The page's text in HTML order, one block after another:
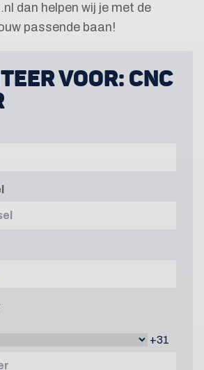
dan helpen wij je met de
passende baan!
VOOR:CNC
+31